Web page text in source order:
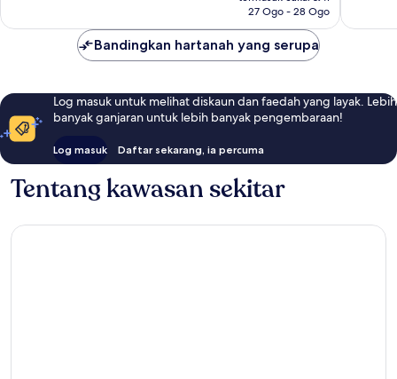
27 Ogo - 28 Ogo
Bandingkan hartanah yang serupa
Log masuk untuk melihat diskaun dan faedah yang layak. Lebih
banyak ganjaran untuk lebih banyak pengembaraan!
Log masuk Daftar sekarang, ia percuma
Tentang kawasan sekitar